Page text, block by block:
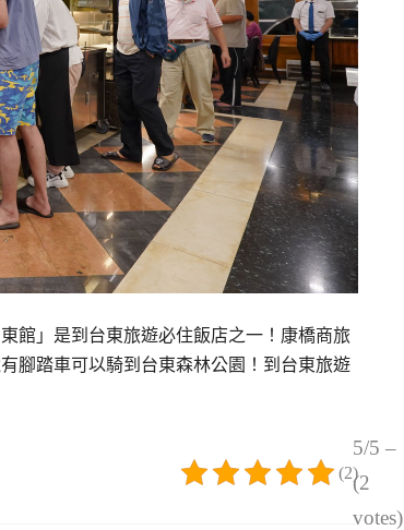
館」是到台東旅遊必住飯店之一！康橋商旅
腳踏車可以騎到台東森林公園！到台東旅遊
5/5 –
(2
votes)
(2)